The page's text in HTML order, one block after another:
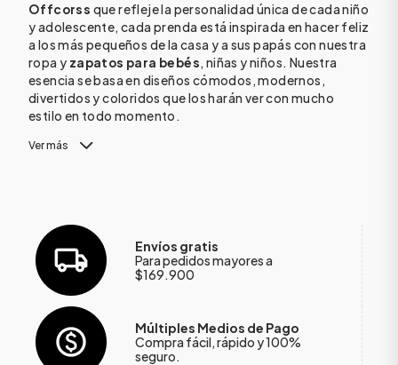
Offcorss que refleje la personalidad única de cada niño
y adolescente, cada prenda está inspirada en hacer feliz
a los más pequeños de la casa y a sus papás con nuestra
ropa y zapatos para bebés, niñas y niños. Nuestra
esencia se basa en diseños cómodos, modernos,
divertidos y coloridos que los harán ver con mucho
estilo en todo momento.
Ver más
Envíos gratis
Para pedidos mayores a
$169.900
Múltiples Medios de Pago
Compra fácil, rápido y 100%
seguro.